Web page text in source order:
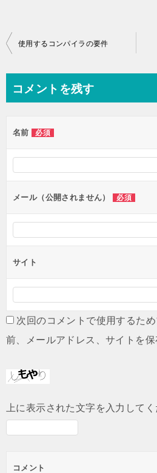
投
ビ
ー
シ
ン
使用するコンパイラの要件
コメントを残す
名前 必須
メール（公開されません） 必須
サイト
次回のコメントで使用するた
前、メールアドレス、サイトを保
上に表示された文字を入力してく
コメント